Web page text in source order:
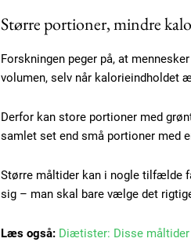
Orci varius natoque dolor
Større portioner, mindre
Forskningen peger på, at
volumen, selv når kalorieindholdet
Derfor kan store portioner med
samlet set end små portioner med
Større måltider kan i nogle tilfælde
sig – man skal bare vælge det
Læs også: Diætister: Disse